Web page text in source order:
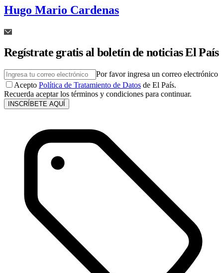
Hugo Mario Cardenas
Regístrate gratis al boletín de noticias El País
Por favor ingresa un correo electrónico
Acepto Política de Tratamiento de Datos de El País.
Recuerda aceptar los términos y condiciones para continuar.
INSCRÍBETE AQUÍ